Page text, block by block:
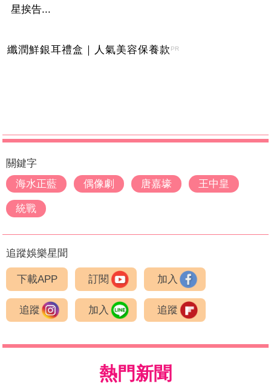
星挨告...
纖潤鮮銀耳禮盒｜人氣美容保養款 PR
關鍵字
海水正藍
偶像劇 唐嘉壕 王中皇
統戰
追蹤娛樂星聞
下載APP 訂閱 加入
追蹤 加入 追蹤
熱門新聞